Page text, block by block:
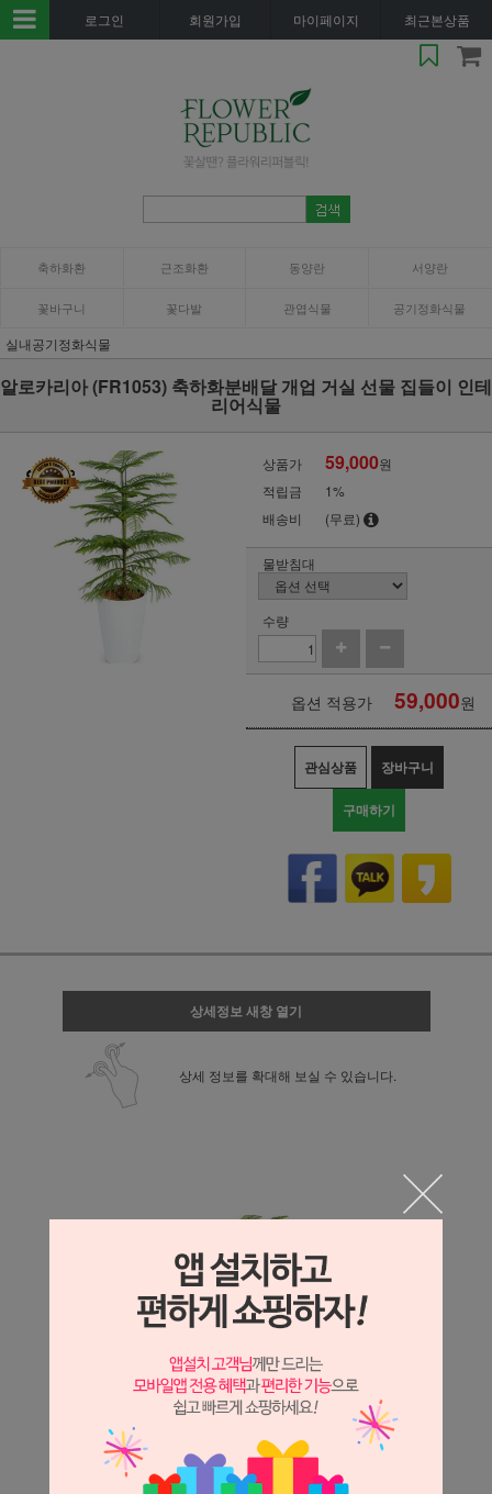
로그인 회원가입 마이페이지 최근본상품
축하화환 근조화환 동양란 서양란
꽃바구니 꽃다발 관엽식물 공기정화식물
실내공기정화식물
알로카리아 (FR1053) 축하화분배달 개업 거실 선물 집들이 인테
리어식물
상품가 59,000원
적립금
1%
배송비
(무료)
물받침대
수량
옵션 적용가 59,000원
관심상품 장바구니
구매하기
상세정보 새창 열기
상세 정보를 확대해 보실 수 있습니다.